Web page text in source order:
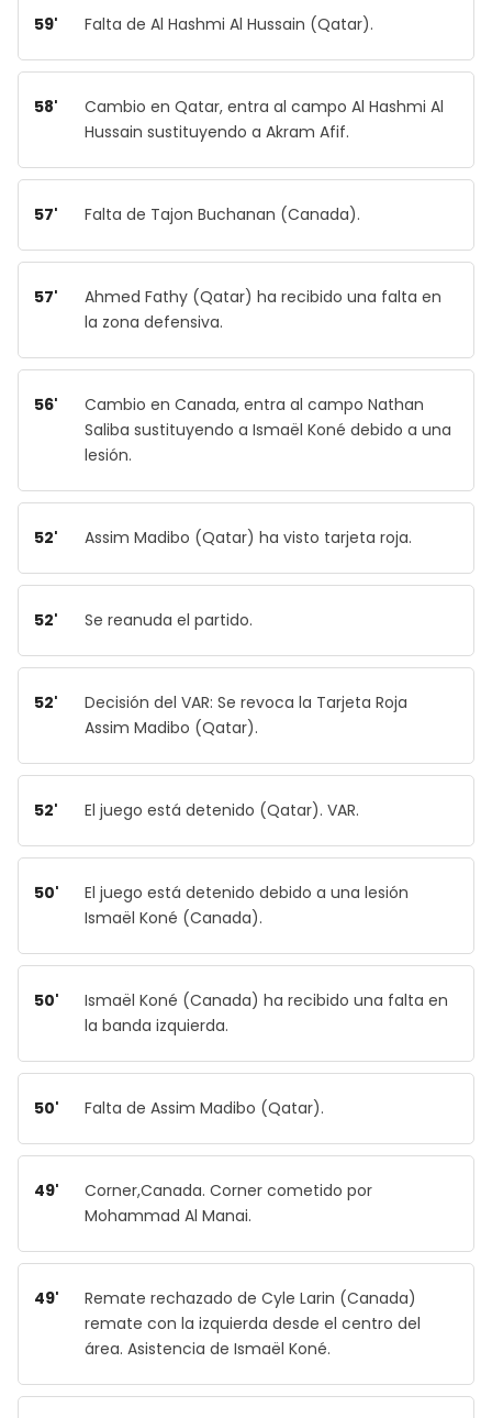
59' Falta de Al Hashmi Al Hussain (Qatar).
58'
Cambio en Qatar, entra al campo Al Hashmi Al
Hussain sustituyendo a Akram Afif.
57' Falta de Tajon Buchanan (Canada).
57'
Ahmed Fathy (Qatar) ha recibido una falta en
la zona defensiva.
56'
Cambio en Canada, entra al campo Nathan
Saliba sustituyendo a Ismaël Koné debido a una
lesión.
52' Assim Madibo (Qatar) ha visto tarjeta roja.
52' Se reanuda el partido.
52'
Decisión del VAR: Se revoca la Tarjeta Roja
Assim Madibo (Qatar).
52' El juego está detenido (Qatar). VAR.
50'
El juego está detenido debido a una lesión
Ismaël Koné (Canada).
50'
Ismaël Koné (Canada) ha recibido una falta en
la banda izquierda.
50' Falta de Assim Madibo (Qatar).
49'
Corner,Canada. Corner cometido por
Mohammad Al Manai.
49'
Remate rechazado de Cyle Larin (Canada)
remate con la izquierda desde el centro del
área. Asistencia de Ismaël Koné.